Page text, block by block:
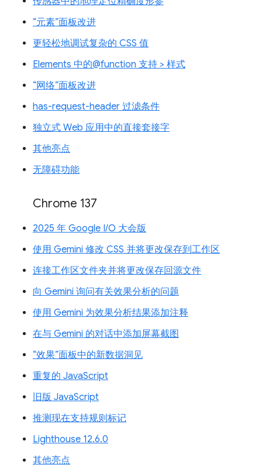
“元素”面板改进
更轻松地调试复杂的 CSS 值
Elements 中的@function 支持 > 样式
“网络”面板改进
has-request-header 过滤条件
独立式 Web 应用中的直接套接字
其他亮点
无障碍功能
Chrome 137
2025 年 Google I/O 大会版
使用 Gemini 修改 CSS 并将更改保存到工作区
连接工作区文件夹并将更改保存回源文件
向 Gemini 询问有关效果分析的问题
使用 Gemini 为效果分析结果添加注释
在与 Gemini 的对话中添加屏幕截图
“效果”面板中的新数据洞见
重复的 JavaScript
旧版 JavaScript
推测现在支持规则标记
Lighthouse 12.6.0
其他亮点